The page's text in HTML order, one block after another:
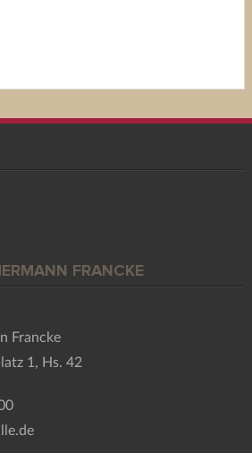
FRANCKE
Francke
1, Hs. 42